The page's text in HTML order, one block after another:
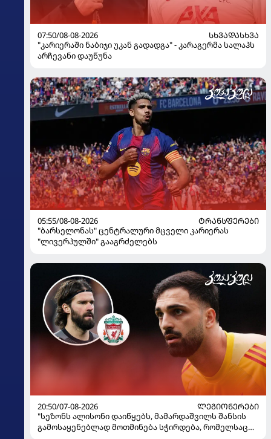
07:50/08-08-2026
ᲡᲮᲕᲐᲓᲐᲡᲮᲕᲐ
"კარიერაში ნაბიჯი უკან გადადგა" - კარაგერმა სალაჰს
არჩევანი დაუწუნა
05:55/08-08-2026
ᲢᲠᲐᲜᲡᲤᲔᲠᲔᲑᲘ
"ბარსელონას" ცენტრალური მცველი კარიერას
"ლივერპულში" გააგრძელებს
20:50/07-08-2026
ᲚᲔᲒᲘᲝᲜᲔᲠᲔᲑᲘ
"სეზონს ალისონი დაიწყებს, მამარდაშვილს შანსის
გამოსაყენებლად მოთმინება სჭირდება, რომელსაც